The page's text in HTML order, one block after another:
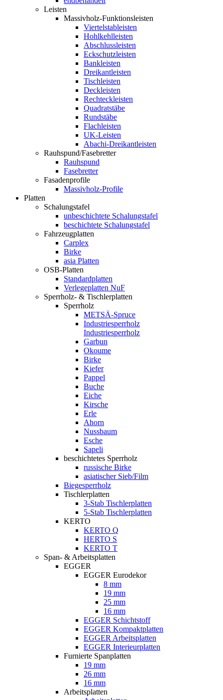
Leisten
Massivholz-Funktionsleisten
Viertelstableisten
Hohlkehlleisten
Abschlussleisten
Eckschutzleisten
Bankleisten
Dreikantleisten
Tischleisten
Deckleisten
Rechteckleisten
Quadratstäbe
Rundstäbe
Flachleisten
UK-Leisten
Abachi-Dreikantleisten
Rauhspund/Fasebretter
Rauhspund
Fasebretter
Fasadenprofile
Massivholz-Profile
Platten
Schalungstafel
unbeschichtete Schalungstafel
beschichtete Schalungstafel
Fahrzeugplatten
Carplex
Birke
asia Platten
OSB-Platten
Standardplatten
Verlegeplatten NuF
Sperrholz- & Tischlerplatten
Sperrholz
METSÄ-Spruce
Industriesperrholz
Industriesperrholz
Garbun
Okoume
Birke
Kiefer
Pappel
Buche
Eiche
Kirsche
Erle
Ahorn
Nussbaum
Esche
Sapeli
beschichtetes Sperrholz
russische Birke
asiatischer Sieb/Film
Biegesperrholz
Tischlerplatten
3-Stab Tischlerplatten
5-Stab Tischlerplatten
KERTO
KERTO Q
HERTO S
KERTO T
Span- & Arbeitsplatten
EGGER
EGGER Eurodekor
8 mm
19 mm
25 mm
16 mm
EGGER Schichtstoff
EGGER Kompaktplatten
EGGER Arbeitsplatten
EGGER Interieurplatten
Furnierte Spanplatten
19 mm
26 mm
16 mm
Arbeitsplatten